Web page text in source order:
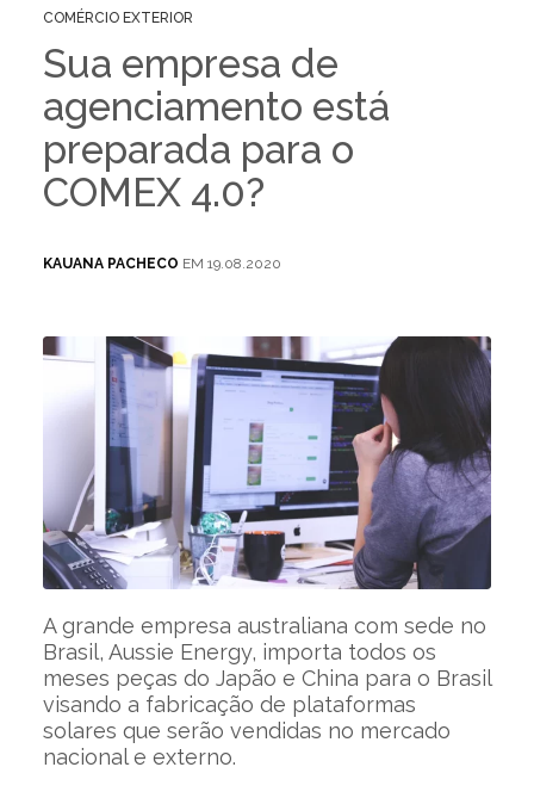
COMÉRCIO EXTERIOR
Sua empresa de
agenciamento está
preparada para o
COMEX 4.0?
KAUANA PACHECO EM 19.08.2020
A grande empresa australiana com sede no
Brasil, Aussie Energy, importa todos os
meses peças do Japão e China para o Brasil
visando a fabricação de plataformas
solares que serão vendidas no mercado
nacional e externo.